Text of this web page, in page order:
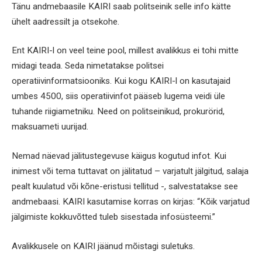
Tänu andmebaasile KAIRI saab politseinik selle info kätte
ühelt aadressilt ja otsekohe.
Ent KAIRI-l on veel teine pool, millest avalikkus ei tohi mitte
midagi teada. Seda nimetatakse politsei
operatiivinformatsiooniks. Kui kogu KAIRI-l on kasutajaid
umbes 4500, siis operatiivinfot pääseb lugema veidi üle
tuhande riigiametniku. Need on politseinikud, prokurörid,
maksuameti uurijad.
Nemad näevad jälitustegevuse käigus kogutud infot. Kui
inimest või tema tuttavat on jälitatud – varjatult jälgitud, salaja
pealt kuulatud või kõne-eristusi tellitud -, salvestatakse see
andmebaasi. KAIRI kasutamise korras on kirjas: “Kõik varjatud
jälgimiste kokkuvõtted tuleb sisestada infosüsteemi.”
Avalikkusele on KAIRI jäänud mõistagi suletuks.